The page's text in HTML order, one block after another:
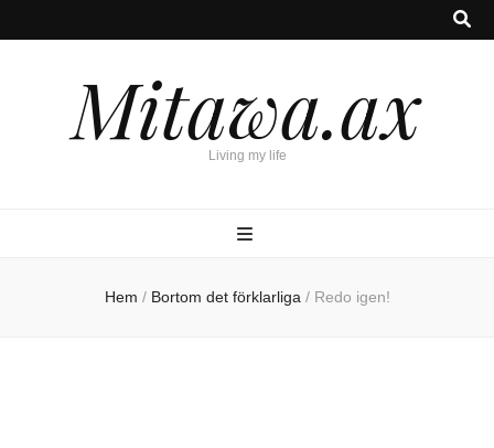
Mitawa.ax
Living my life
Hem / Bortom det förklarliga / Redo igen!